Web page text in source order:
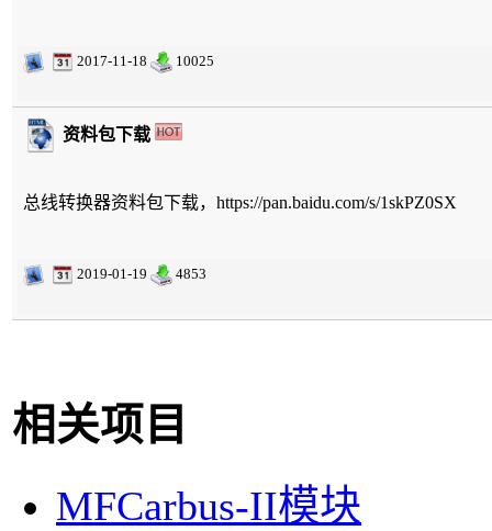
2017-11-18 10025
资料包下载
总线转换器资料包下载，https://pan.baidu.com/s/1skPZ0SX
2019-01-19 4853
相关项目
MFCarbus-II模块